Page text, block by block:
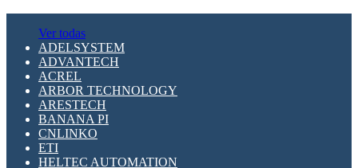
Ver todas
ADELSYSTEM
ADVANTECH
ACREL
ARBOR TECHNOLOGY
ARESTECH
BANANA PI
CNLINKO
ETI
HELTEC AUTOMATION